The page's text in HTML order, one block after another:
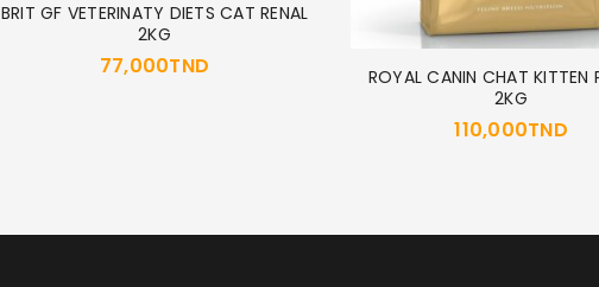
BRIT GF VETERINATY DIETS CAT RENAL
2KG
77,000TND
ROYAL CANIN CHAT KITTEN
2KG
110,000TND